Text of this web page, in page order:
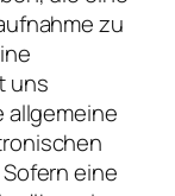
zu
uns
allgemeine
eine